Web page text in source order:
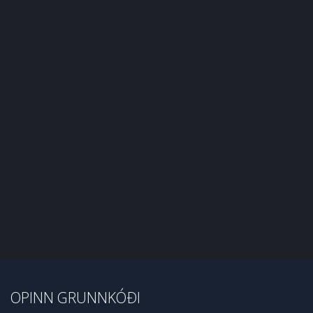
OPINN GRUNNKÓÐI